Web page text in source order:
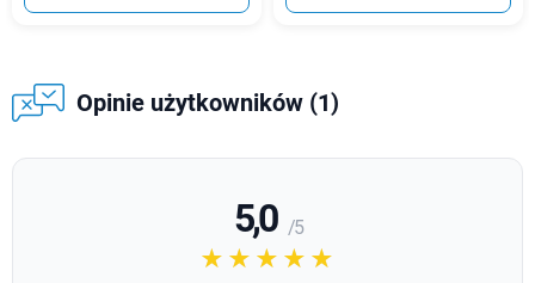
Opinie użytkowników (1)
5,0 / 5
☆☆☆☆☆
★★★★★